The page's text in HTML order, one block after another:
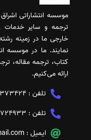
موسسه انتشاراتی
ترجمه و سایر خدمات
خارجی ما در زمینه
نمایند. ما در موسسه
کتاب، ترجمه مقاله،
ارائه می‌کنیم.
تلفن :
تلفن :
ایمیل :